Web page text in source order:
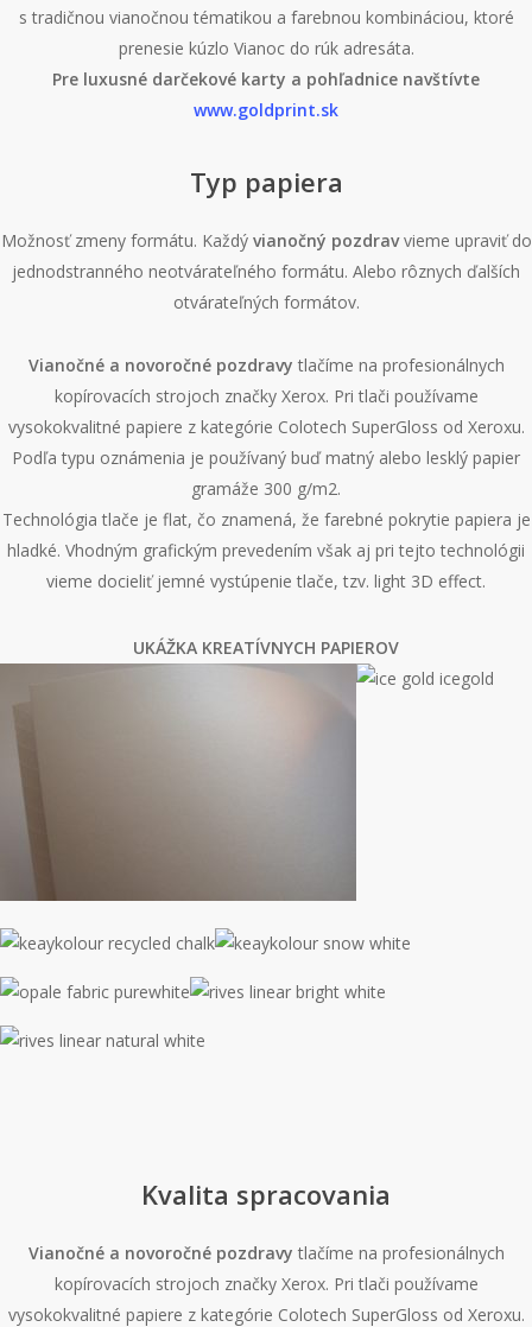
s tradičnou vianočnou tématikou a farebnou kombináciou, ktoré
prenesie kúzlo Vianoc do rúk adresáta.
Pre luxusné darčekové karty a pohľadnice navštívte
www.goldprint.sk
Typ papiera
Možnosť zmeny formátu. Každý vianočný pozdravvieme upraviť do
jednodstranného neotvárateľného formátu. Alebo rôznych ďalších
otvárateľných formátov.
Vianočné a novoročné pozdravy tlačíme na profesionálnych
kopírovacích strojoch značky Xerox. Pri tlači používame
vysokokvalitné papiere z kategórie Colotech SuperGloss od Xeroxu.
Podľa typu oznámenia je používaný buď matný alebo lesklý papier
gramáže 300 g/m2.
Technológia tlače je flat, čo znamená, že farebné pokrytie papiera je
hladké. Vhodným grafickým prevedením však aj pri tejto technológii
vieme docieliť jemné vystúpenie tlače, tzv. light 3D effect.
UKÁŽKA KREATÍVNYCH PAPIEROV
astrosilver-
orion
keaykolour
recycled
chalk
keaykolour
opale
rives
Kvalita spracovania
Vianočné a novoročné pozdravy tlačíme na profesionálnych
kopírovacích strojoch značky Xerox. Pri tlači používame
vysokokvalitné papiere z kategórie Colotech SuperGloss od Xeroxu.